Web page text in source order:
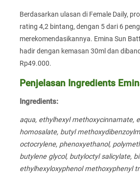
Berdasarkan ulasan di Female Daily,
rating 4,2 bintang, dengan 5 dari 6
merekomendasikannya. Emina Sun
hadir dengan kemasan 30ml dan
Rp49.000.
Penjelasan Ingredients
Ingredients:
aqua, ethylhexyl methoxycinnamate,
homosalate, butyl
octocrylene, phenoxyethanol,
butylene glycol, butyloctyl salicylate,
ethylhexyloxyphenol methoxyphenyl